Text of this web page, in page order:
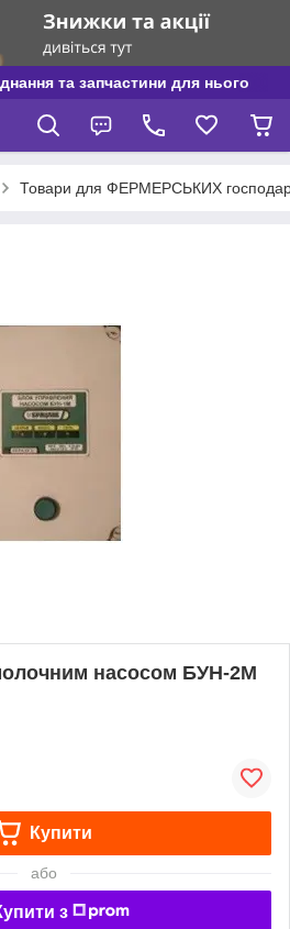
та запчастини для нього
Товари для ФЕРМЕРСЬКИХ
насосом БУН-2М
Купити
або
з